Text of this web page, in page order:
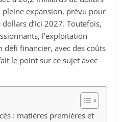
expansion, prévu pour
d’ici 2027. Toutefois,
l’exploitation
défi financier, avec des coûts
le point sur ce sujet avec
: matières premières et